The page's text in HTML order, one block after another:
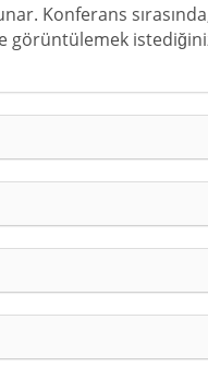
Konferans
görüntülemek